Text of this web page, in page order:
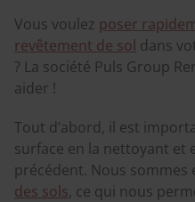
Vous voulez poser
revêtement de sol dans
? La société Puls Group
aider !
Tout d’abord, il est
surface en la nettoyant et
précédent. Nous sommes
des sols, ce qui nous